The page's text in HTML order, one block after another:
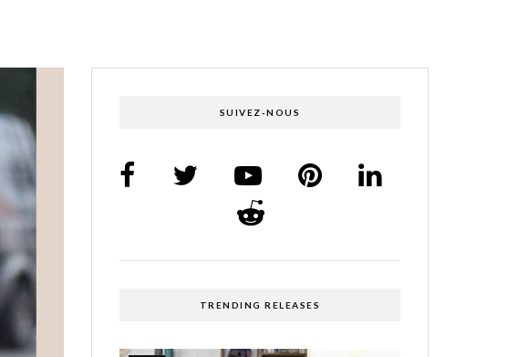
SUIVEZ-NOUS
TRENDING RELEASES